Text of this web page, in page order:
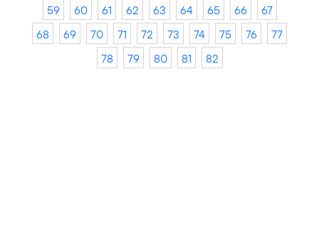
59
60 61 62 63 64 65 66
67
68
69 70 71 72 73 74 75 76
77
78
79 80 81 82